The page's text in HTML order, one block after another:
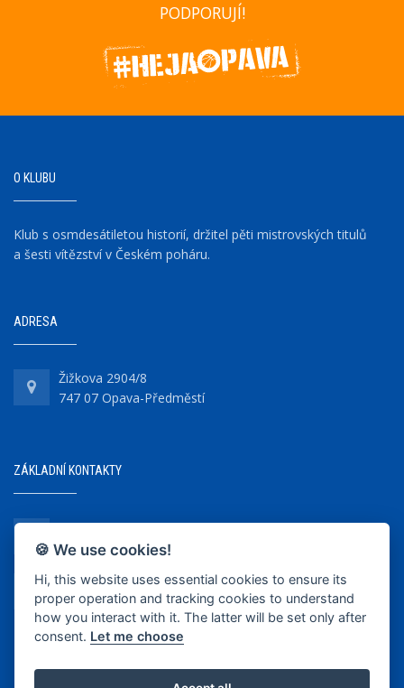
PODPORUJÍ!
O KLUBU
Klub s osmdesátiletou historií, držitel pěti mistrovských titulů
a šesti vítězství v Českém poháru.
ADRESA
Žižkova 2904/8
747 07 Opava-Předměstí
ZÁKLADNÍ KONTAKTY
+420 737 218 679
info@bkopava.cz
www.bkopava.cz
🍪 We use cookies!
Hi, this website uses essential cookies to ensure its
proper operation and tracking cookies to understand
how you interact with it. The latter will be set only after
consent. Let me choose